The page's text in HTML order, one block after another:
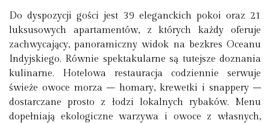
Do dyspozycji gości jest 39 eleganckich pokoi oraz 21
luksusowych apartamentów, z których każdy oferuje
zachwycający, panoramiczny widok na bezkres Oceanu
Indyjskiego. Równie spektakularne są tutejsze doznania
kulinarne. Hotelowa restauracja codziennie serwuje
świeże owoce morza – homary, krewetki i snappery –
dostarczane prosto z łodzi lokalnych rybaków. Menu
dopełniają ekologiczne warzywa i owoce z własnych,